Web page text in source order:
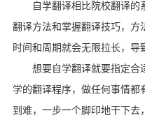
自学翻译相比院校翻译
翻译方法和掌握翻译技巧，方
时间和周期就会无限拉长，导
想要自学翻译就要指定合
学的翻译程序， 做任何事情都
到难，一步一个脚印地干下去